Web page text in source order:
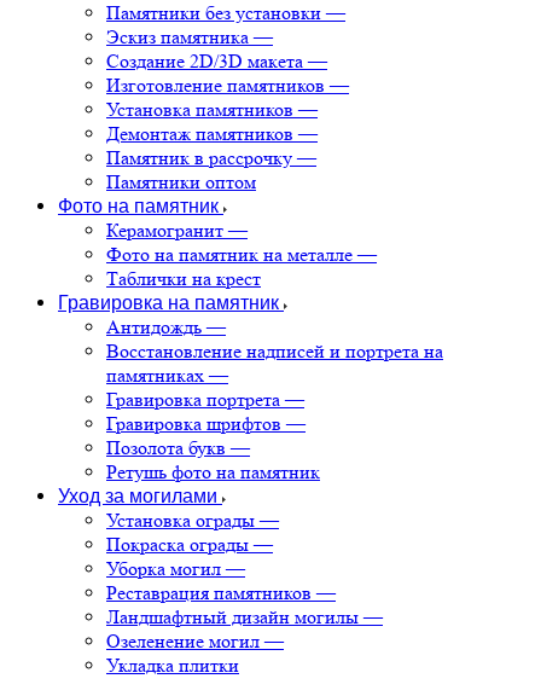
Памятники без установки —
Эскиз памятника —
Создание 2D/3D макета —
Изготовление памятников —
Установка памятников —
Демонтаж памятников —
Памятник в рассрочку —
Памятники оптом
Фото на памятник
Керамогранит —
Фото на памятник на металле —
Таблички на крест
Гравировка на памятник
Антидождь —
Восстановление надписей и портрета на
памятниках —
Гравировка портрета —
Гравировка шрифтов —
Позолота букв —
Ретушь фото на памятник
Уход за могилами
Установка ограды —
Покраска ограды —
Уборка могил —
Реставрация памятников —
Ландшафтный дизайн могилы —
Озеленение могил —
Укладка плитки